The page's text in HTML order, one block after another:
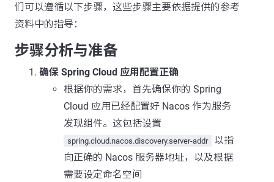
们可以遵循以下步骤，这些步骤主要依据提供的参考
资料中的指导：
步骤分析与准备
确保 Spring Cloud 应用配置正确
根据你的需求，首先确保你的 Spring
Cloud 应用已经配置好 Nacos 作为服务
发现组件。这包括设置
spring.cloud.nacos.discovery.server-addr
以指
向正确的 Nacos 服务器地址，以及根据
需要设定命名空间